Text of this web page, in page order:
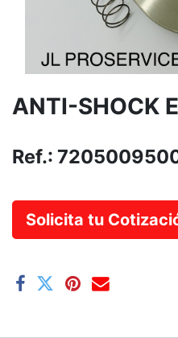
ANTI-SHOCK
Ref.:
Solicita tu